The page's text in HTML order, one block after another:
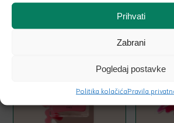
Prihvati
Zabrani
Pogledaj postavke
Politika kolačićaPravila